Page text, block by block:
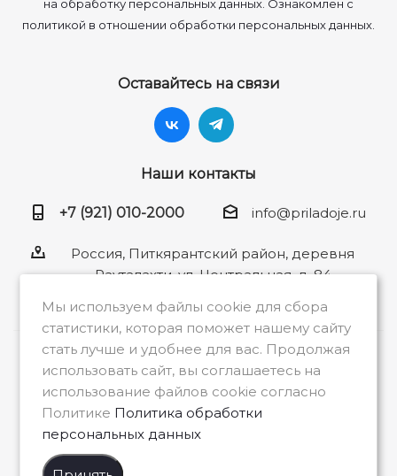
на обработку персональных данных. Ознакомлен с
политикой в отношении обработки персональных данных.
Оставайтесь на связи
Наши контакты
+7 (921) 010-2000 info@priladoje.ru
Россия, Питкярантский район, деревня
Рауталахти, ул. Центральная, д. 84
2026 © Общество с ограниченной
ответственностью «Приладожье»
Мы используем файлы cookie для сбора
статистики, которая поможет нашему сайту
стать лучше и удобнее для вас. Продолжая
использовать сайт, вы соглашаетесь на
использование файлов cookie согласно
Политике Политика обработки
персональных данных